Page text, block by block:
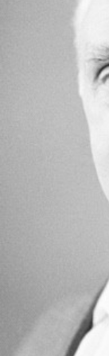
СТРУКТУРА
Президія
Апарат
Секція
Секція
Секція
Установи
Ради,
Наукові
Громадські